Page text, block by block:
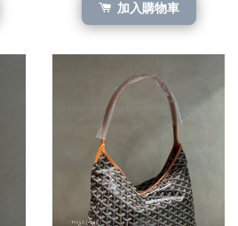
加入購物車